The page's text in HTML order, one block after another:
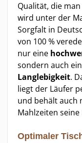
Qualität, die
wird unter der
Sorgfalt in
von 100 %
nur eine
sondern auch
Langlebigkeit.
liegt der Läufer
und behält auch
Mahlzeiten seine
Optimaler